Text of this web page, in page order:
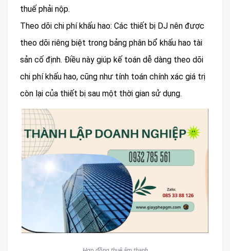
thuế phải nộp.
Theo dõi chi phí khấu hao: Các thiết bị DJ nên được
theo dõi riêng biệt trong bảng phân bổ khấu hao tài
sản cố định. Điều này giúp kế toán dễ dàng theo dõi
chi phí khấu hao, cũng như tính toán chính xác giá trị
còn lại của thiết bị sau một thời gian sử dụng.